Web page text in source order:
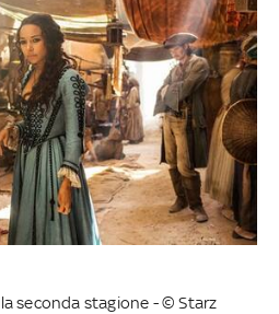
seconda stagione - © Starz